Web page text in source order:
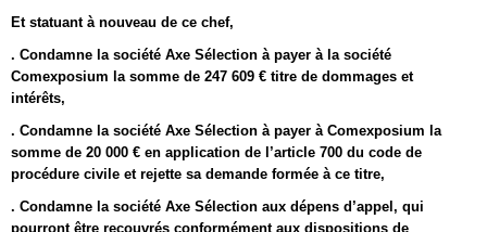
Et statuant à nouveau de ce chef,
. Condamne la société Axe Sélection à payer à la société
Comexposium la somme de 247 609 € titre de dommages et
intérêts,
. Condamne la société Axe Sélection à payer à Comexposium la
somme de 20 000 € en application de l’article 700 du code de
procédure civile et rejette sa demande formée à ce titre,
. Condamne la société Axe Sélection aux dépens d’appel, qui
pourront être recouvrés conformément aux dispositions de